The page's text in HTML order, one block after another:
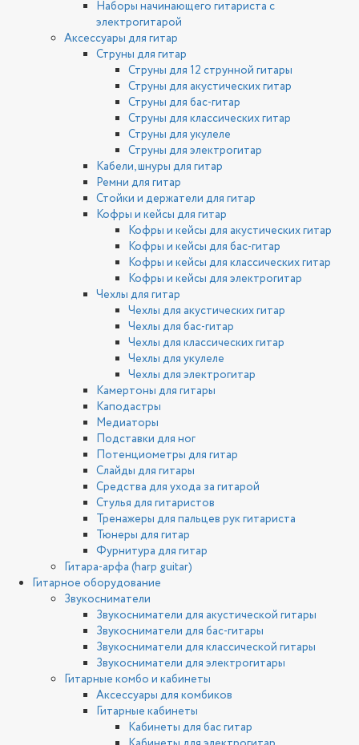
Наборы начинающего гитариста с
электрогитарой
Аксессуары для гитар
Струны для гитар
Струны для 12 струнной гитары
Струны для акустических гитар
Струны для бас-гитар
Струны для классических гитар
Струны для укулеле
Струны для электрогитар
Кабели, шнуры для гитар
Ремни для гитар
Стойки и держатели для гитар
Кофры и кейсы для гитар
Кофры и кейсы для акустических гитар
Кофры и кейсы для бас-гитар
Кофры и кейсы для классических гитар
Кофры и кейсы для электрогитар
Чехлы для гитар
Чехлы для акустических гитар
Чехлы для бас-гитар
Чехлы для классических гитар
Чехлы для укулеле
Чехлы для электрогитар
Камертоны для гитары
Каподастры
Медиаторы
Подставки для ног
Потенциометры для гитар
Слайды для гитары
Средства для ухода за гитарой
Стулья для гитаристов
Тренажеры для пальцев рук гитариста
Тюнеры для гитар
Фурнитура для гитар
Гитара-арфа (harp guitar)
Гитарное оборудование
Звукосниматели
Звукосниматели для акустической гитары
Звукосниматели для бас-гитары
Звукосниматели для классической гитары
Звукосниматели для электрогитары
Гитарные комбо и кабинеты
Аксессуары для комбиков
Гитарные кабинеты
Кабинеты для бас гитар